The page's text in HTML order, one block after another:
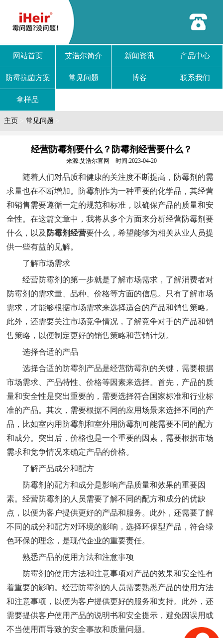
网站首页 艾浩尔简介 新闻资讯 产品中心
防霉抗菌方案 常见问题 博客 联系我们
拿样品
主页 常见问题
经营防霉剂要什么？防霉剂经营要什么？
来源:艾浩尔官网 时间:2023-04-20
随着人们对品质和健康的关注度不断提高，防霉剂的需
求量也在不断增加。防霉剂作为一种重要的化学品，其经营
和销售需要遵循一定的规范和标准，以确保产品的质量和安
全性。在这篇文章中，我将从多个方面来分析经营防霉剂要
什么，以及 防霉剂经营要什么，希望能够为相关从业人员提
供一些有益的见解。
了解市场需求
经营防霉剂的第一步就是了解市场需求，了解消费者对
防霉剂的需求量、品种、价格等方面的信息。只有了解市场
需求，才能够根据市场需求来选择适合的产品和销售策略。
此外，还需要关注市场竞争情况，了解竞争对手的产品和销
售策略，以便制定更好的销售策略和营销计划。
选择合适的产品
选择合适的防霉剂产品是经营防霉剂的关键，需要根据
市场需求、产品特性、价格等因素来选择。首先，产品的质
量和安全性是突出重要的，需要选择符合国家标准和行业标
准的产品。其次，需要根据不同的应用场景来选择不同的产
品，比如室内用防霉剂和室外用防霉剂可能需要不同的配方
和成分。突出后，价格也是一个重要的因素，需要根据市场
需求和竞争情况来确定产品的价格。
了解产品成分和配方
防霉剂的配方和成分是影响产品质量和效果的重要因
素。经营防霉剂的人员需要了解不同的配方和成分的优缺
点，以便为客户提供更好的产品和服务。此外，还需要了解
不同的成分和配方对环境的影响，选择环保型产品，符合绿
色环保的理念，是现代企业的重要责任。
熟悉产品的使用方法和注意事项
防霉剂的使用方法和注意事项对产品的效果和安全性有
着重要的影响。经营防霉剂的人员需要熟悉产品的使用方法
和注意事项，以便为客户提供更好的服务和支持。此外，还
需要提供客户使用产品的说明书和安全提示，避免因误用或
不当使用而导致的安全事故和质量问题。